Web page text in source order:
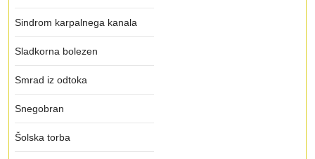
Sindrom karpalnega kanala
Sladkorna bolezen
Smrad iz odtoka
Snegobran
Šolska torba